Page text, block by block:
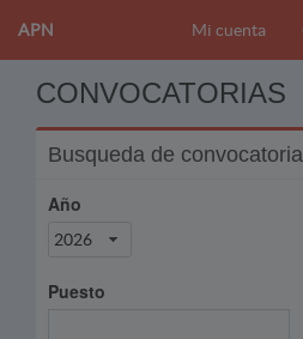
APN Mi cuenta
CONVOCATORIAS
Busqueda de
Año
2026
Puesto